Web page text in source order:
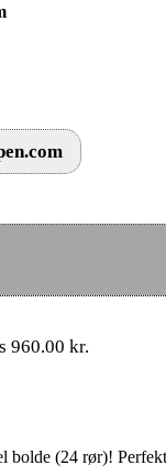
bolde (24 rør)!